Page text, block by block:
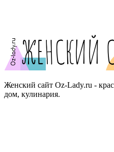
Женский сайт Oz-Lady.ru -
дом, кулинария.